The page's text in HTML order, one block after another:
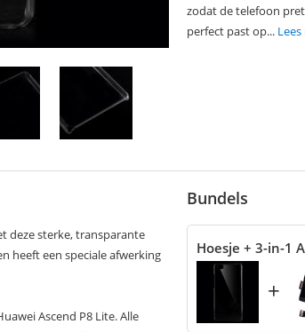
zodat de telefoon
perfect past op...
deze sterke, transparante
heeft een speciale afwerking
Ascend P8 Lite. Alle
Bundels
Hoesje + 3-in-1
+